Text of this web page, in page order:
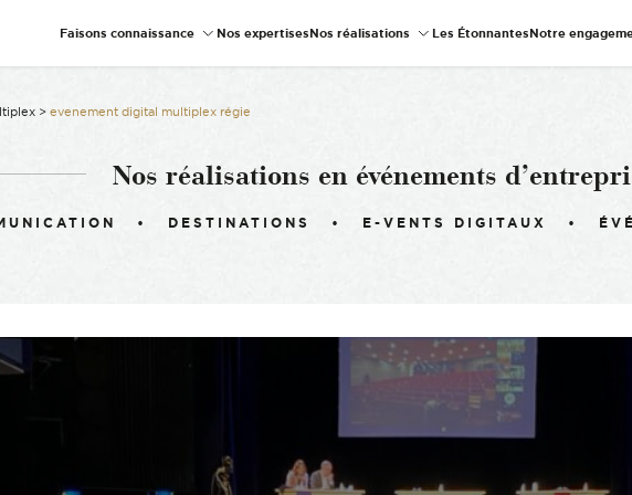
Faisons connaissance Nos expertisesNos réalisations Les ÉtonnantesNotre
> evenement digital multiplex régie
Nos réalisations en événements
DESTINATIONS E-VENTS DIGITAUX